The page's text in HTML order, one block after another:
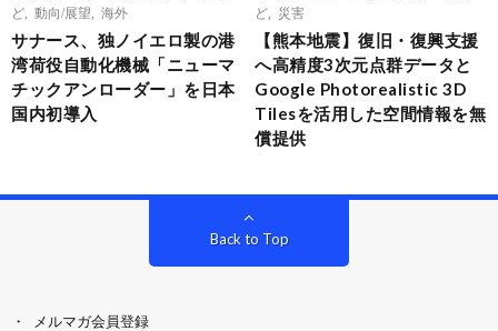
ど
動向/展望 海外
サナース、独ノイエロ製の港
湾荷役自動化機械「ニューマ
チックアンローダー」を日本
国内初導入
ど
災害
【熊本地震】復旧・復興支援
へ高精度3次元点群データと
Google Photorealistic 3D
Tilesを活用した空間情報を無
償提供
Back to Top
メルマガ会員登録